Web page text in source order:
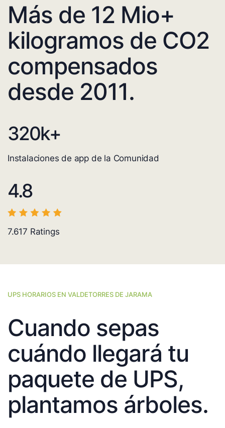
Más de 12 Mio+
kilogramos de CO2
compensados
desde 2011.
320k+
Instalaciones de app de la Comunidad
4.8
7.617 Ratings
UPS HORARIOS EN VALDETORRES DE JARAMA
Cuando sepas
cuándo llegará tu
paquete de UPS,
plantamos árboles.